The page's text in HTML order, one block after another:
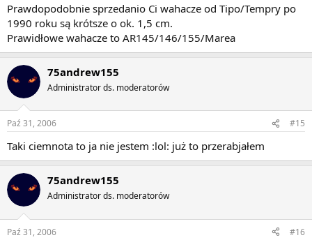
Prawdopodobnie sprzedanio Ci wahacze od Tipo/Tempry po
1990 roku są krótsze o ok. 1,5 cm.
Prawidłowe wahacze to AR145/146/155/Marea
75andrew155
Administrator ds. moderatorów
Paź 31, 2006 #15
Taki ciemnota to ja nie jestem :lol: już to przerabjałem
75andrew155
Administrator ds. moderatorów
Paź 31, 2006 #16